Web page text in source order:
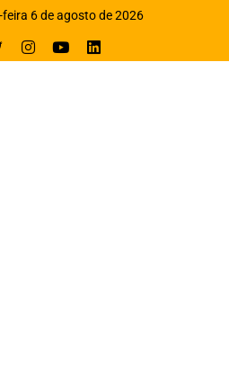
6 de agosto de 2026